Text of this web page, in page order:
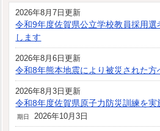
2026年8月7日更新
令和9年度佐賀県公立学校教員採用
します
2026年8月6日更新
令和8年熊本地震により被災された
2026年8月3日更新
令和8年度佐賀県原子力防災訓練を実
期日 2026年10月3日